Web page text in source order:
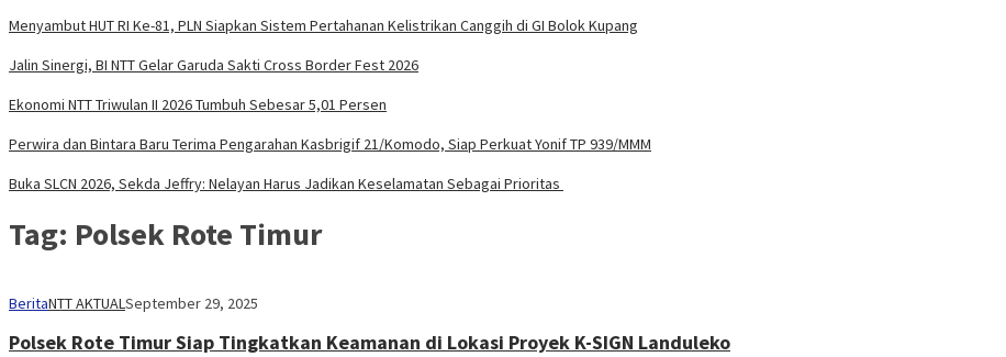
Menyambut HUT RI Ke-81, PLN Siapkan Sistem Pertahanan Kelistrikan Canggih di GI Bolok Kupang
Jalin Sinergi, BI NTT Gelar Garuda Sakti Cross Border Fest 2026
Ekonomi NTT Triwulan II 2026 Tumbuh Sebesar 5,01 Persen
Perwira dan Bintara Baru Terima Pengarahan Kasbrigif 21/Komodo, Siap Perkuat Yonif TP 939/MMM
Buka SLCN 2026, Sekda Jeffry: Nelayan Harus Jadikan Keselamatan Sebagai Prioritas
Tag: Polsek Rote Timur
BeritaNTT AKTUALSeptember 29, 2025
Polsek Rote Timur Siap Tingkatkan Keamanan di Lokasi Proyek K-SIGN Landuleko